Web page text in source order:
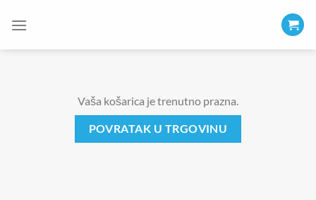
Vaša košarica je trenutno prazna.
POVRATAK U TRGOVINU